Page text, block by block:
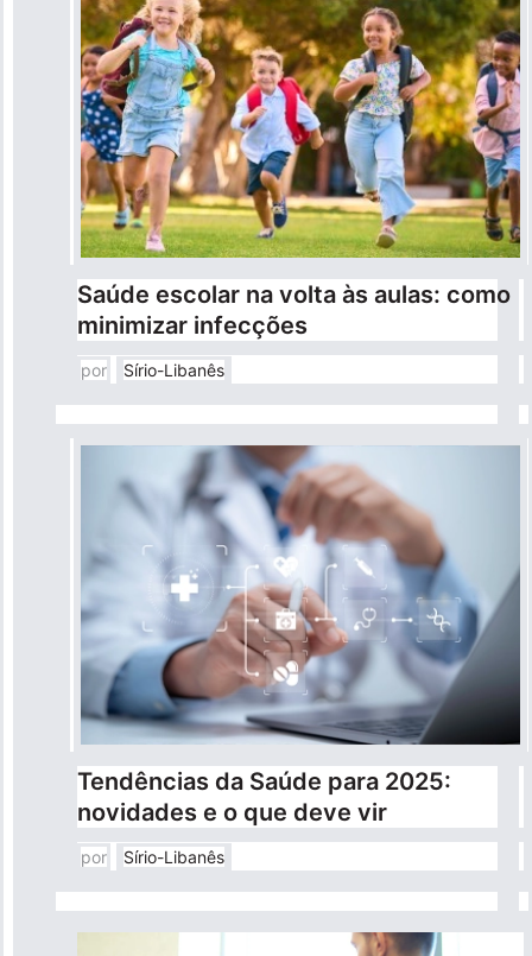
Saúde escolar na volta às aulas: como
minimizar infecções
por Sírio-Libanês
Tendências da Saúde para 2025:
novidades e o que deve vir
por Sírio-Libanês